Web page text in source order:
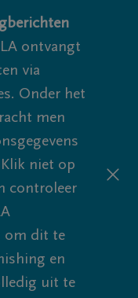
ontvangt
via
Onder het
men
niet op
controleer
om dit te
en
uit te